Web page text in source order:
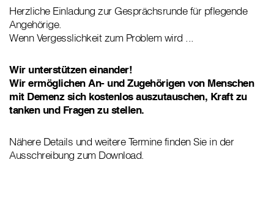
Herzliche Einladung zur Gesprächsrunde für pflegende
Angehörige.
Wenn Vergesslichkeit zum Problem wird ...
Wir unterstützen einander!
Wir ermöglichen An- und Zugehörigen von Menschen
mit Demenz sich kostenlos auszutauschen, Kraft zu
tanken und Fragen zu stellen.
Nähere Details und weitere Termine finden Sie in der
Ausschreibung zum Download.